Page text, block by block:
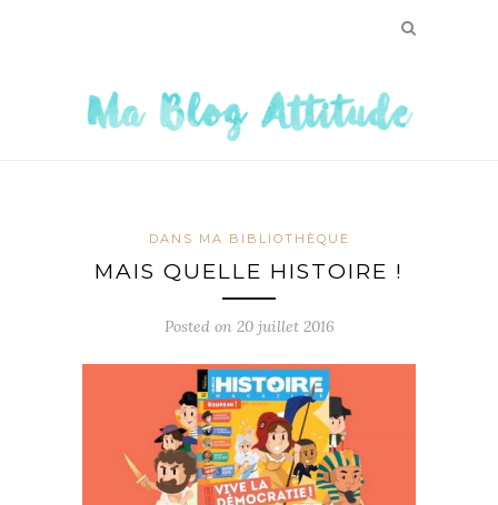
DANS MA BIBLIOTHÈQUE
MAIS QUELLE HISTOIRE !
Posted on 20 juillet 2016